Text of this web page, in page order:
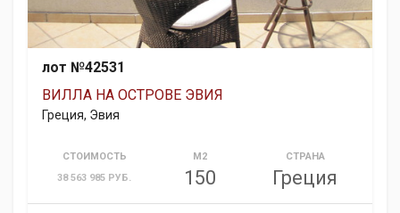
лот №42531
ВИЛЛА НА ОСТРОВЕ ЭВИЯ
Греция, Эвия
СТОИМОСТЬ
38 563 985 РУБ.
М2
150
СТРАНА
Греция